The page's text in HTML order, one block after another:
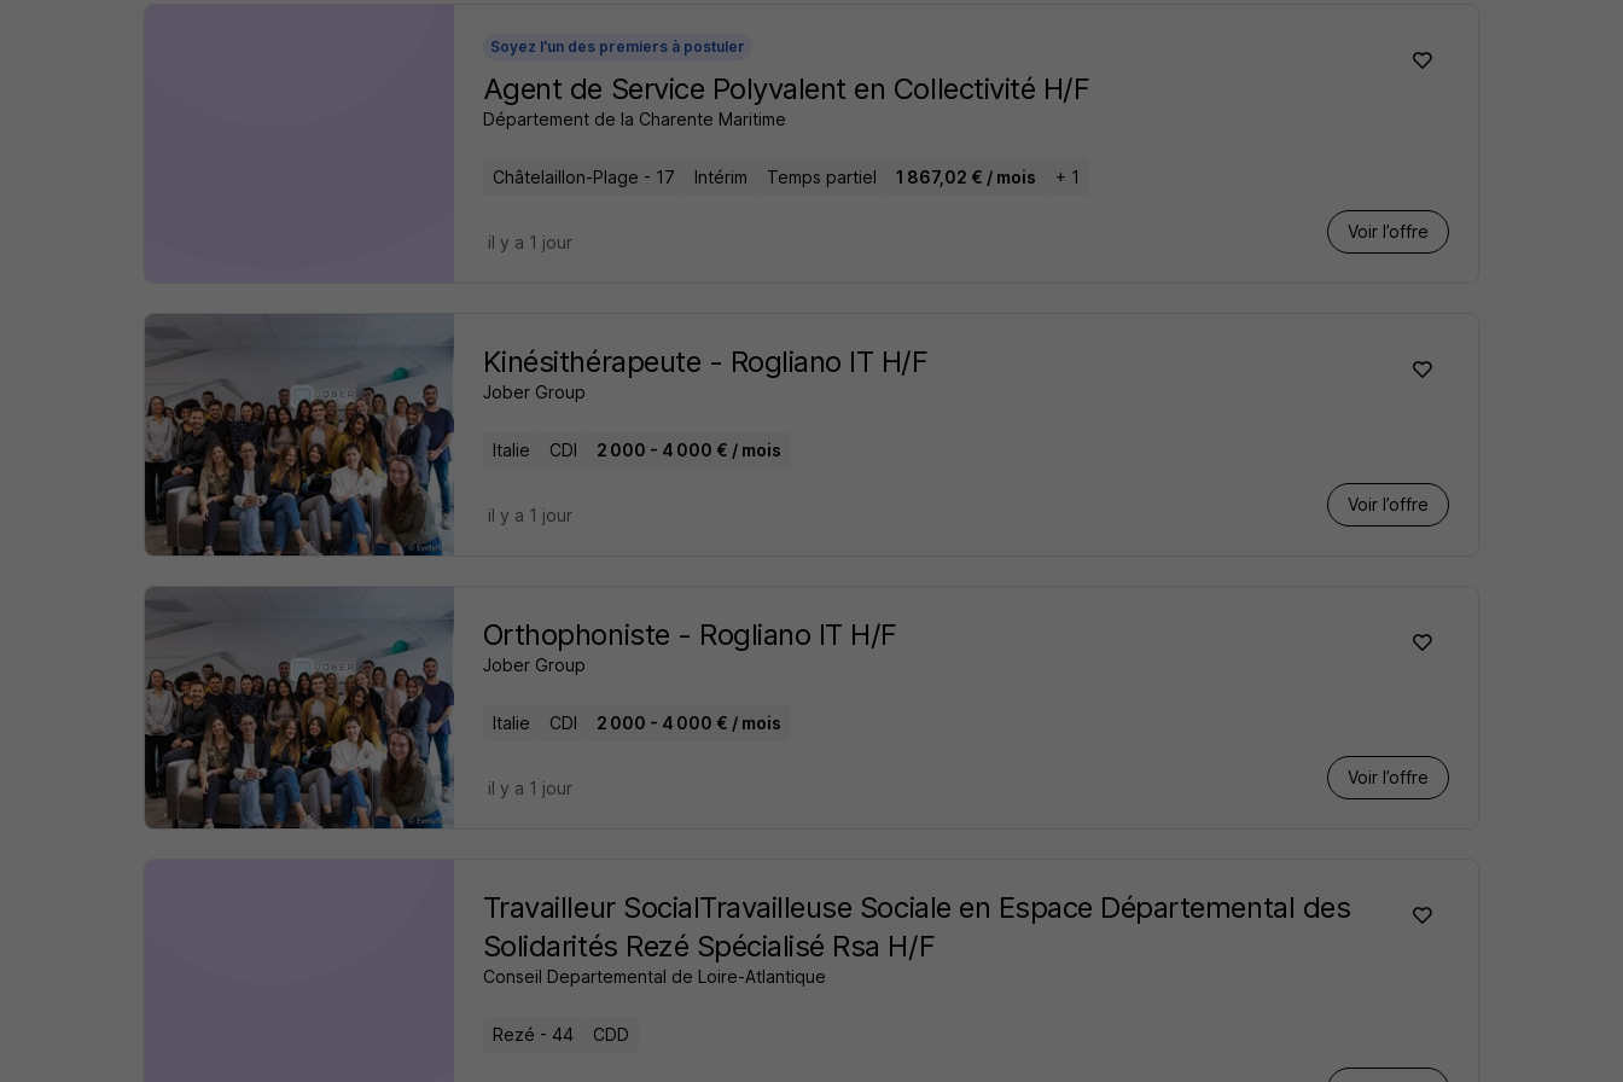
Soyez l'un des premiers à postuler
Agent de Service Polyvalent en Collectivité H/F
Département de la Charente Maritime
Châtelaillon-Plage - 17 Intérim Temps partiel 1 867,02 € / mois + 1
Voir l’offre
il y a 1 jour
Kinésithérapeute - Rogliano IT H/F
Jober Group
Italie CDI 2 000 - 4 000 € / mois
Voir l’offre
il y a 1 jour
Orthophoniste - Rogliano IT H/F
Jober Group
Italie CDI 2 000 - 4 000 € / mois
Voir l’offre
il y a 1 jour
Travailleur SocialTravailleuse Sociale en Espace Départemental des
Solidarités Rezé Spécialisé Rsa H/F
Conseil Departemental de Loire-Atlantique
Rezé - 44 CDD